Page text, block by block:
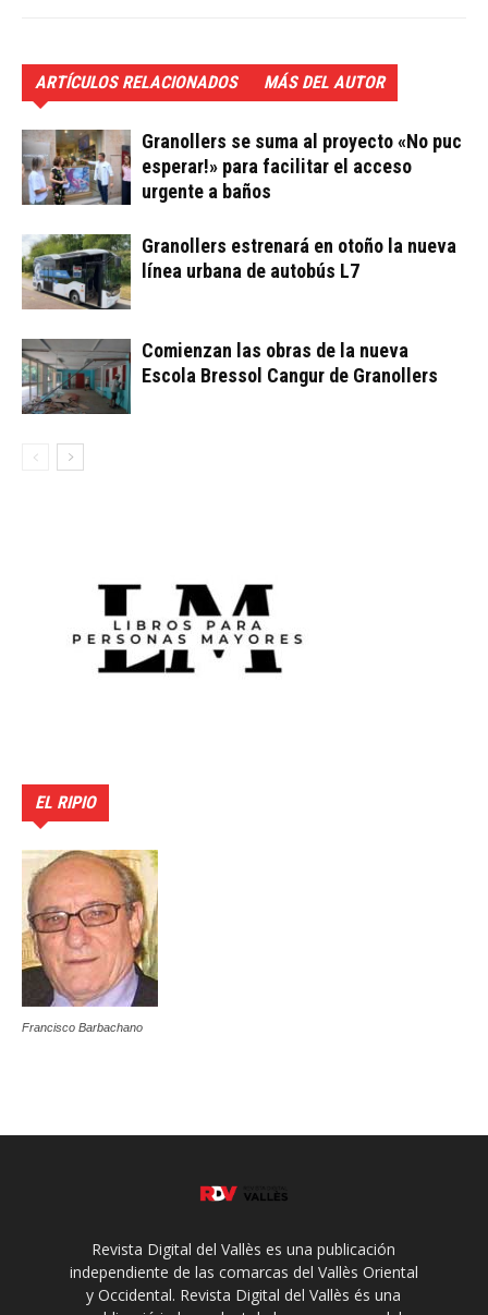
ARTÍCULOS RELACIONADOS MÁS DEL AUTOR
Granollers se suma al proyecto «No puc
esperar!» para facilitar el acceso
urgente a baños
Granollers estrenará en otoño la nueva
línea urbana de autobús L7
Comienzan las obras de la nueva
Escola Bressol Cangur de Granollers
EL RIPIO
Francisco Barbachano
Revista Digital del Vallès es una publicación
independiente de las comarcas del Vallès Oriental
y Occidental. Revista Digital del Vallès és una